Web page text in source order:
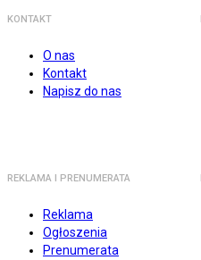
KONTAKT
O nas
Kontakt
Napisz do nas
REKLAMA I PRENUMERATA
Reklama
Ogłoszenia
Prenumerata